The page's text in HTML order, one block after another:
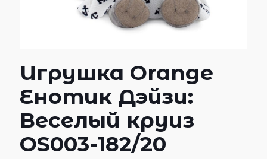
Игрушка Orange
Енотик Дэйзи:
Веселый круиз
OS003-182/20